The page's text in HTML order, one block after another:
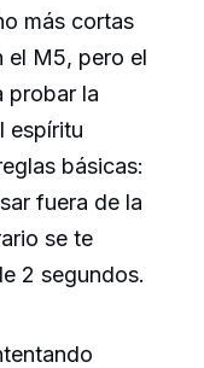
más cortas
el M5, pero el
probar la
espíritu
básicas:
fuera de la
se te
2 segundos.